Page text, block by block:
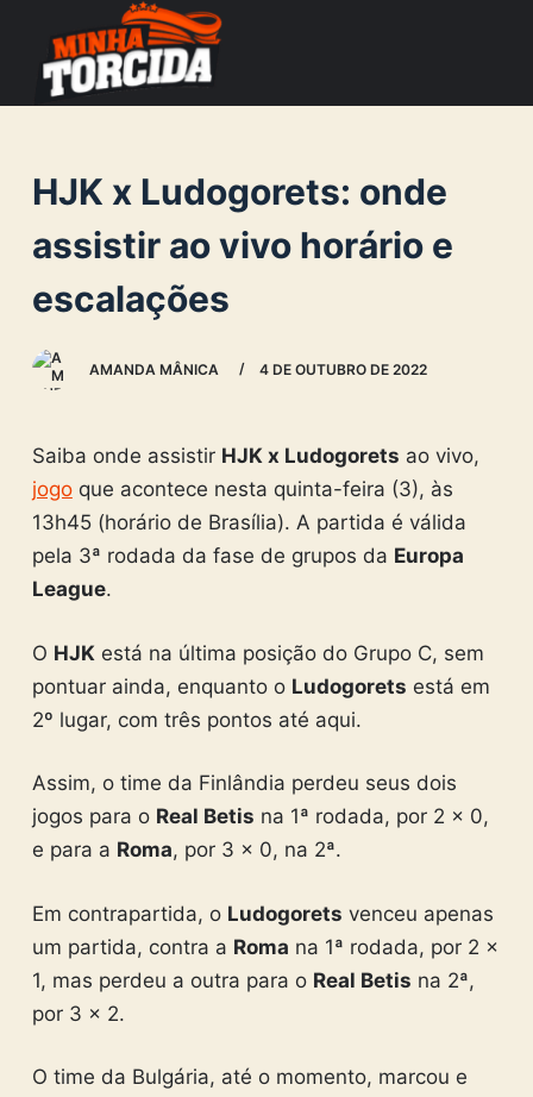
o
n
e
HJK x Ludogorets: onde
assistir ao vivo horário e
escalações
AMANDA MÂNICA 4 DE OUTUBRO DE 2022
Saiba onde assistir HJK x Ludogorets ao vivo,
jogoque acontece nesta quinta-feira (3), às
13h45 (horário de Brasília). A partida é válida
pela 3ª rodada da fase de grupos da Europa
League.
O HJK está na última posição do Grupo C, sem
pontuar ainda, enquanto o Ludogorets está em
2º lugar, com três pontos até aqui.
Assim, o time da Finlândia perdeu seus dois
jogos para o Real Betis na 1ª rodada, por 2 x 0,
e para a Roma, por 3 x 0, na 2ª.
Em contrapartida, o Ludogorets venceu apenas
um partida, contra a Roma na 1ª rodada, por 2 x
1, mas perdeu a outra para o Real Betis na 2ª,
por 3 x 2.
O time da Bulgária, até o momento, marcou e